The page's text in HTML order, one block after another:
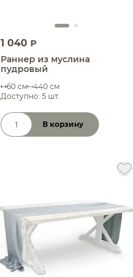
1 040 P
Раннер из муслина
пудровый
60 см
440 см
Доступно: 5 шт.
Количество товара
В корзину